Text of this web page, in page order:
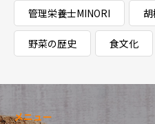
管理栄養士MINORI
野菜の歴史 食文化
メニュー